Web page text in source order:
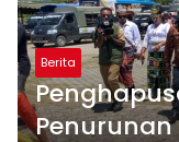
Berita